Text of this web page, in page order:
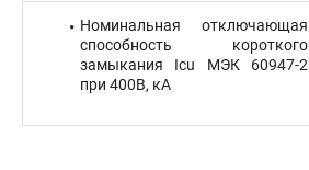
Номинальная отключающая
способность короткого
замыкания Icu МЭК 60947-2
при 400В, кА